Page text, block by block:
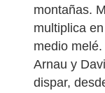
montañas.
multiplica
medio melé.
Arnau y
dispar,